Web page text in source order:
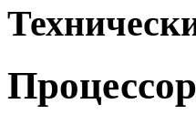
Процессор